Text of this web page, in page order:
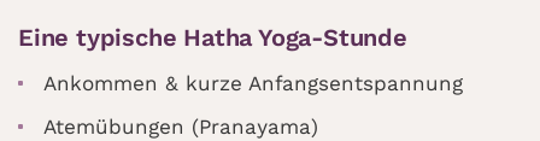
Eine typische Hatha Yoga-Stunde
Ankommen & kurze Anfangsentspannung
Atemübungen (Pranayama)